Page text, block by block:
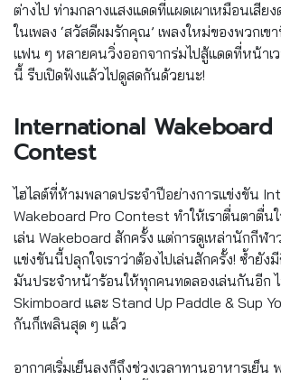
ต่างไป ท่ามกลางแสงแดดที่แผดเผาเหมือนเสีย
ในเพลง ‘สวัสดีผมรักคุณ’ เพลงใหม่ของพวกเ
แฟน ๆ หลายคนวิ่งออกจากร่มไปสู้แดดที่หน้าเว
นี้ รีบเปิดฟังแล้วไปดูสดกันด้วยนะ!
International Wakeboard
Contest
ไฮไลต์ที่ห้ามพลาดประจำปีอย่างการแข่งขัน
Wakeboard Pro Contest ทำให้เราตื่นตาตื่น
เล่น Wakeboard สักครั้ง แต่การดูเหล่านักกีฬ
แข่งขันนี้ปลุกใจเราว่าต้องไปเล่นสักครั้ง! ซ้ำยัง
มันประจำหน้าร้อนให้ทุกคนทดลองเล่นกันอีก ไ
Skimboard และ Stand Up Paddle & Sup
กันก็เพลินสุด ๆ แล้ว
อากาศเริ่มเย็นลงก็ถึงช่วงเวลาทานอาหารเย็น